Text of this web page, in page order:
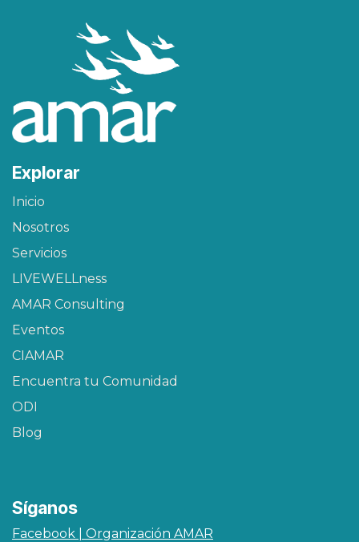
Explorar
Inicio
Nosotros
Servicios
LIVEWELLness
AMAR Consulting
Eventos
CIAMAR​
Encuentra tu Comunidad
ODI
Blog
Síganos
Facebook | Organización AMAR